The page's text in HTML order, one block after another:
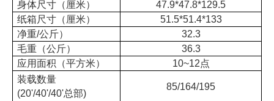
身体尺寸（厘米）
47.9*47.8*129.5
纸箱尺寸（厘米）
51.5*51.4*133
净重/公斤）
32.3
毛重（公斤）
36.3
应用面积（平方米）
10~12点
装载数量
(20'/40'/40'总部)
85/164/195